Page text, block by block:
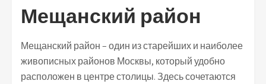
Мещанский район
Мещанский район – один из старейших и наиболее
живописных районов Москвы, который удобно
расположен в центре столицы. Здесь сочетаются